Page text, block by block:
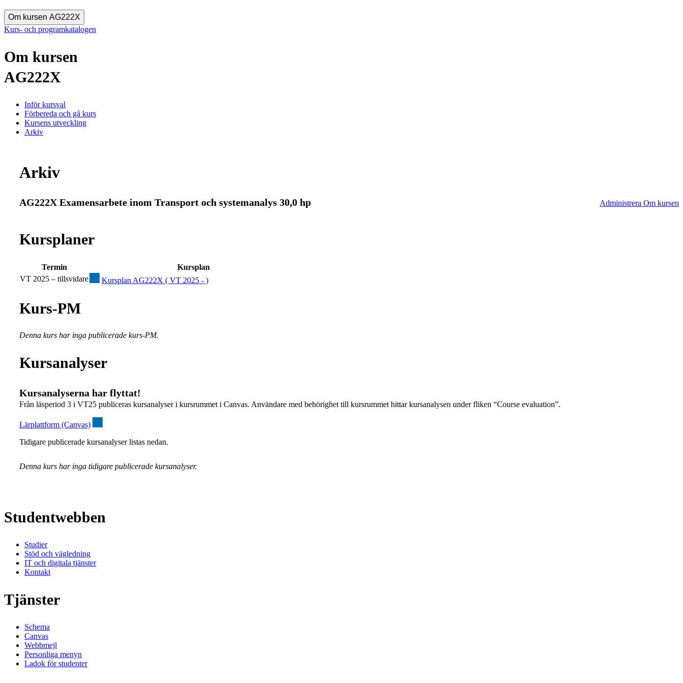
Om kursen AG222X
Kurs- och programkatalogen
Om kursen
AG222X
Inför kursval
Förbereda och gå kurs
Kursens utveckling
Arkiv
Arkiv
AG222X Examensarbete inom Transport och systemanalys 30,0 hp Administrera Om kursen
Kursplaner
Termin
Kursplan
VT 2025 – tillsvidare
Kursplan AG222X ( VT 2025 - )
Kurs-PM
Denna kurs har inga publicerade kurs-PM.
Kursanalyser
Kursanalyserna har flyttat!
Från läsperiod 3 i VT25 publiceras kursanalyser i kursrummet i Canvas. Användare med behörighet till kursrummet hittar kursanalysen under fliken “Course evaluation”.
Lärplattform (Canvas)
Tidigare publicerade kursanalyser listas nedan.
Denna kurs har inga tidigare publicerade kursanalyser.
Studentwebben
Studier
Stöd och vägledning
IT och digitala tjänster
Kontakt
Tjänster
Schema
Canvas
Webbmejl
Personliga menyn
Ladok för studenter